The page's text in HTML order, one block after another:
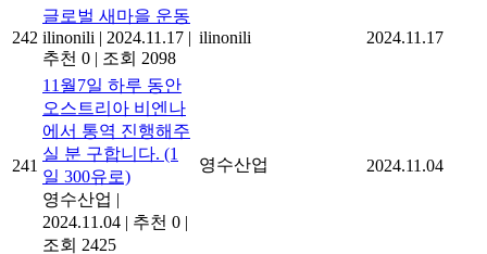
242
글로벌 새마을 운동
ilinonili | 2024.11.17 |
추천 0 | 조회 2098
ilinonili 2024.11.17
241
11월7일 하루 동안
오스트리아 비엔나
에서 통역 진행해주
실 분 구합니다. (1
일 300유로)
영수산업 |
2024.11.04 | 추천 0 |
조회 2425
영수산업 2024.11.04